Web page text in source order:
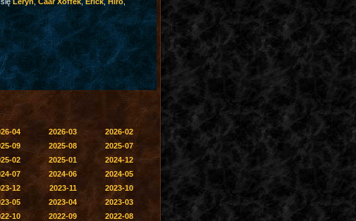
04 2026-03
2026-02
09 2025-08
2025-07
02 2025-01
2024-12
07 2024-06
2024-05
12 2023-11
2023-10
05 2023-04
2023-03
10 2022-09
2022-08